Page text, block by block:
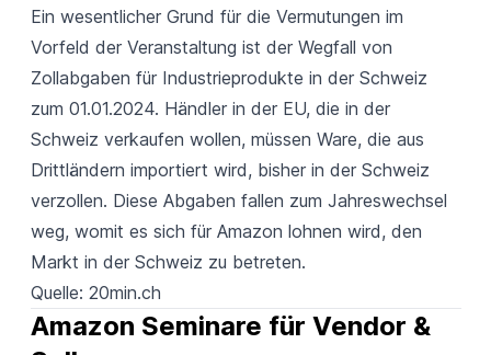
Ein wesentlicher Grund für die Vermutungen im
Vorfeld der Veranstaltung ist der Wegfall von
Zollabgaben für Industrieprodukte in der Schweiz
zum 01.01.2024. Händler in der EU, die in der
Schweiz verkaufen wollen, müssen Ware, die aus
Drittländern importiert wird, bisher in der Schweiz
verzollen. Diese Abgaben fallen zum Jahreswechsel
weg, womit es sich für Amazon lohnen wird, den
Markt in der Schweiz zu betreten.
Quelle: 20min.ch
Amazon Seminare für Vendor &